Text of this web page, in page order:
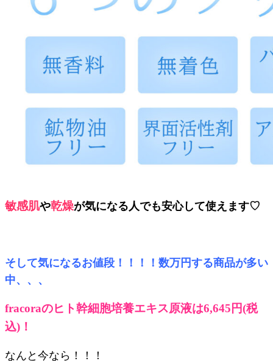
敏感肌や乾燥が気になる人でも安心して使えます♡
そして気になるお値段！！！！数万円する商品が多い
中、、、
fracoraのヒト幹細胞培養エキス原液は6,645円(税
込)！
なんと今なら！！！